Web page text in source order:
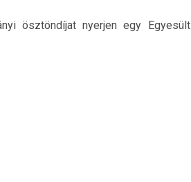
ösztöndíjat nyerjen egy Egyesült